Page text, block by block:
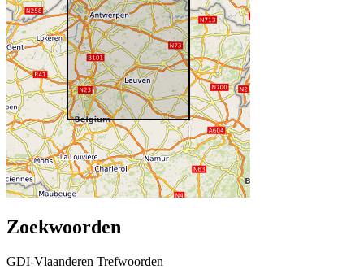
Zoekwoorden
GDI-Vlaanderen Trefwoorden